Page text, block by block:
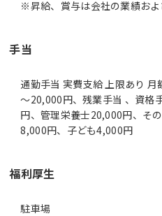
※昇給、賞与は会社の業績およ
手当
通勤手当 実費支給 上限あり 月
～20,000円、残業手当 、資格
円、管理栄養士20,000円、そ
8,000円、子ども4,000円
福利厚生
駐車場